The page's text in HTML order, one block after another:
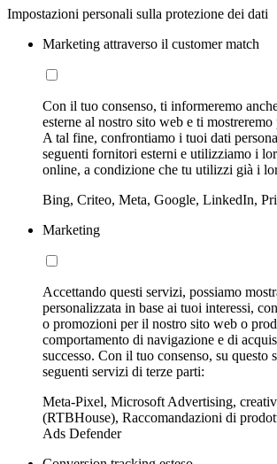
Impostazioni personali sulla protezione dei dati
Marketing attraverso il customer match
Con il tuo consenso, ti informeremo
esterne al nostro sito web e ti
A tal fine, confrontiamo i tuoi dati
seguenti fornitori esterni e utilizziamo i
online, a condizione che tu utilizzi già i
Bing, Criteo, Meta, Google, LinkedIn,
Marketing
Accettando questi servizi, possiamo
personalizzata in base ai tuoi interessi,
o promozioni per il nostro sito web o
comportamento di navigazione e di
successo. Con il tuo consenso, su questo
seguenti servizi di terze parti:
Meta-Pixel, Microsoft Advertising,
(RTBHouse), Raccomandazioni di
Ads Defender